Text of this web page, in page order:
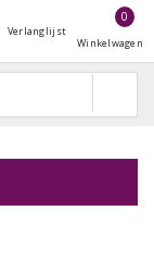
Verlanglijst
0
Winkelwagen